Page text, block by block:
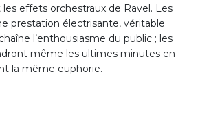
effets orchestraux de Ravel. Les
prestation électrisante, véritable
l’enthousiasme du public ; les
même les ultimes minutes en
la même euphorie.